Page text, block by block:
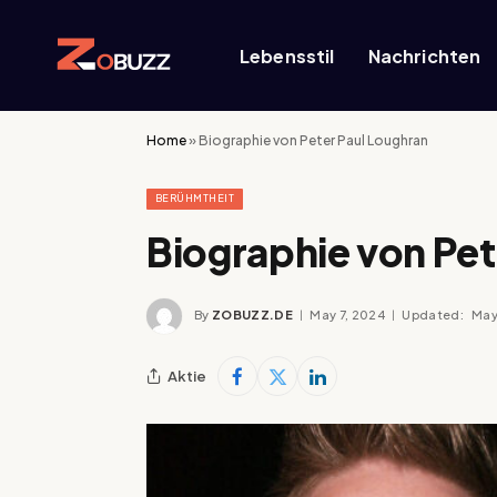
Lebensstil Nachrichten
Home»Biographie von Peter Paul Loughran
BERÜHMTHEIT
Biographie von
By ZOBUZZ.DE May 7, 2024 Updated:
Aktie